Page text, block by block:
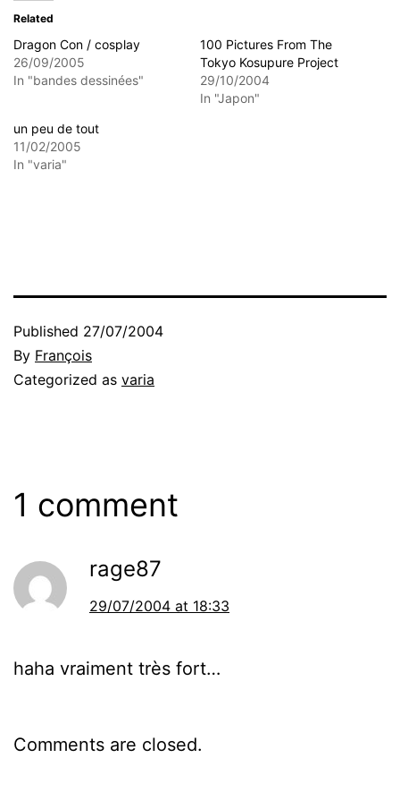
Related
Dragon Con / cosplay
26/09/2005
In "bandes dessinées"
100 Pictures From The
Tokyo Kosupure Project
29/10/2004
In "Japon"
un peu de tout
11/02/2005
In "varia"
Published 27/07/2004
By François
Categorized as varia
1 comment
rage87
29/07/2004 at 18:33
haha vraiment très fort…
Comments are closed.